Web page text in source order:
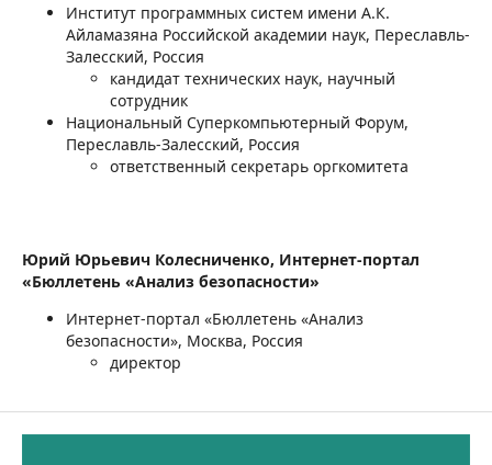
Институт программных систем имени А.К.
Айламазяна Российской академии наук, Переславль-
Залесский, Россия
кандидат технических наук, научный
сотрудник
Национальный Суперкомпьютерный Форум,
Переславль-Залесский, Россия
ответственный секретарь оргкомитета
Юрий Юрьевич Колесниченко, Интернет-портал
«Бюллетень «Анализ безопасности»
Интернет-портал «Бюллетень «Анализ
безопасности», Москва, Россия
директор